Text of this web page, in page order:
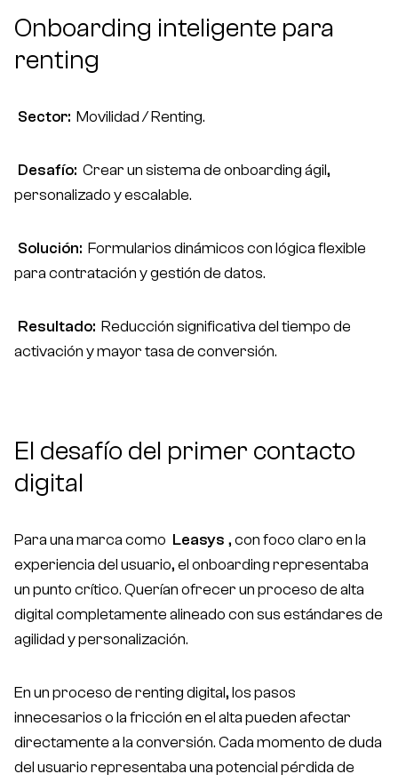
EN ES
Nosotros
Blog
De Lunes a Viernes / 9:00 - 18:00 (CET)
Onboarding inteligente para
renting
Sector: Movilidad / Renting.
Desafío: Crear un sistema de onboarding ágil,
personalizado y escalable.
Solución: Formularios dinámicos con lógica flexible
para contratación y gestión de datos.
Resultado: Reducción significativa del tiempo de
activación y mayor tasa de conversión.
El desafío del primer contacto
digital
Para una marca como Leasys , con foco claro en la
experiencia del usuario, el onboarding representaba
un punto crítico. Querían ofrecer un proceso de alta
digital completamente alineado con sus estándares de
agilidad y personalización.
En un proceso de renting digital, los pasos
innecesarios o la fricción en el alta pueden afectar
directamente a la conversión. Cada momento de duda
del usuario representaba una potencial pérdida de